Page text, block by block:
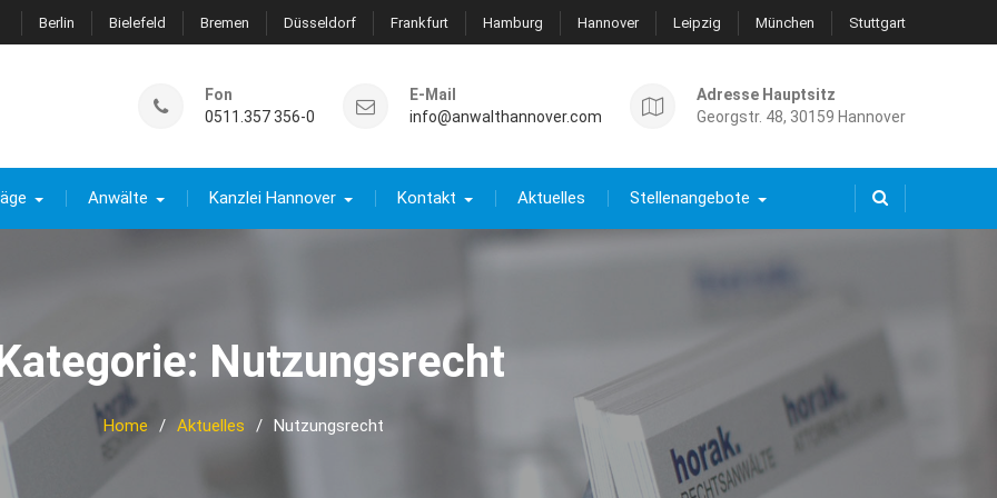
Berlin Bielefeld Bremen Düsseldorf Frankfurt Hamburg Hannover Leipzig München Stuttgart
Fon
0511.357 356-0
E-Mail
info@anwalthannover.com
Adresse Hauptsitz
Georgstr. 48, 30159 Hannover
Anwälte Kanzlei Hannover Kontakt Aktuelles Stellenangebote
Nutzungsrecht
Home Aktuelles Nutzungsrecht